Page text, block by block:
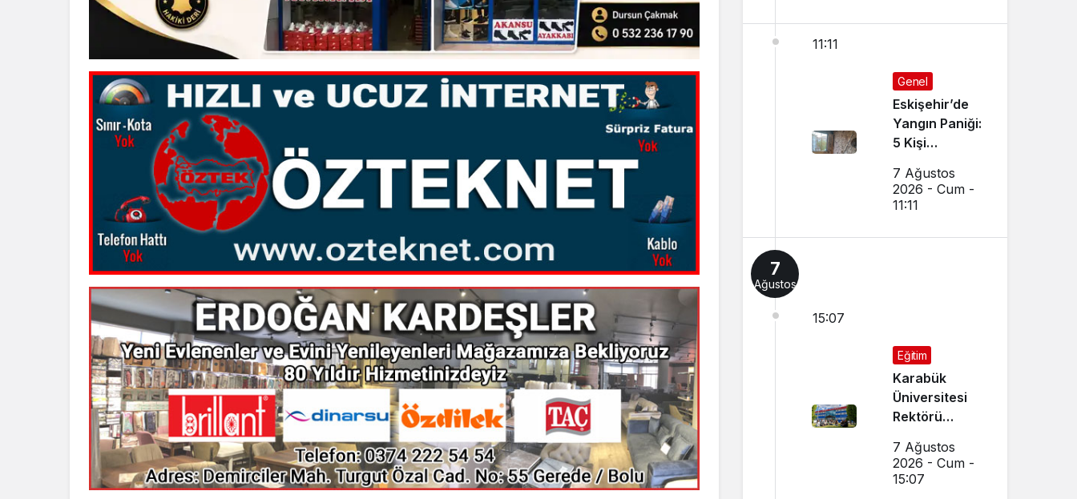
Alındı
11:11
Genel
Eskişehir’de
Yangın Paniği:
5 Kişi
Etkilendi
7 Ağustos
2026 - Cum -
11:11
7
Ağustos
15:07
Eğitim
Karabük
Üniversitesi
Rektörü
Aday
Öğrencilere
7 Ağustos
2026 - Cum -
15:07